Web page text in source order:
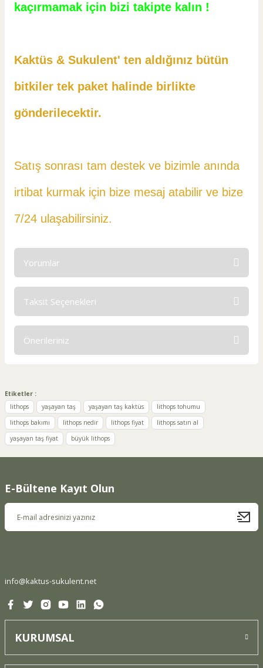
kaçırmamak için bizi takipte kalın !
Kaktüs & Sukulent' ten aldığınız bütün
bitkiler tek paket halinde birlikte
gönderilecektir.
Satış sonrası tam destek ve bizimle anında
irtibat kurmak için bize mesaj atabilir ve bize
7/24 ulaşabilirsiniz.
Yorumlar
Taksit Seçenekleri
Önerileriniz
kullanarak tarafımıza iletebilirsiniz.
Görüş ve önerileriniz için teşekkür ederiz.
Ürün resmi kalitesiz, bozuk veya görüntülenemiyor.
Ürün fiyatı diğer sitelerden daha pahalı.
Etiketler :
lithops
yaşayan taş yaşayan taş kaktüs
lithops tohumu
lithops bakımı
lithops nedir lithops fiyat
lithops satın al
yaşayan taş fiyat
büyük lithops
E-Bültene Kayıt Olun
info@kaktus-sukulent.net
KURUMSAL